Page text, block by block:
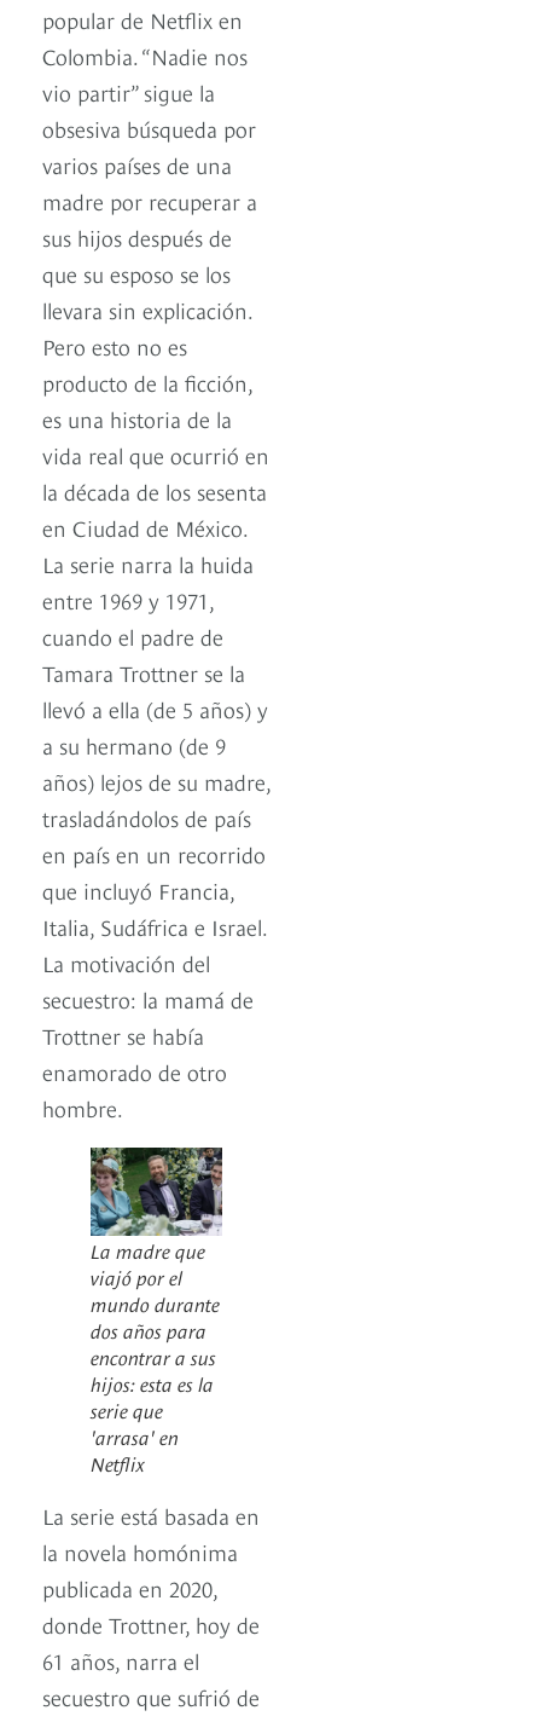
popular de Netflix en
Colombia. “Nadie nos
vio partir” sigue la
obsesiva búsqueda por
varios países de una
madre por recuperar a
sus hijos después de
que su esposo se los
llevara sin explicación.
Pero esto no es
producto de la ficción,
es una historia de la
vida real que ocurrió en
la década de los sesenta
en Ciudad de México.
La serie narra la huida
entre 1969 y 1971,
cuando el padre de
Tamara Trottner se la
llevó a ella (de 5 años) y
a su hermano (de 9
años) lejos de su madre,
trasladándolos de país
en país en un recorrido
que incluyó Francia,
Italia, Sudáfrica e Israel.
La motivación del
secuestro: la mamá de
Trottner se había
enamorado de otro
hombre.
La madre que
viajó por el
mundo durante
dos años para
encontrar a sus
hijos: esta es la
serie que
'arrasa' en
Netflix
La serie está basada en
la novela homónima
publicada en 2020,
donde Trottner, hoy de
61 años, narra el
secuestro que sufrió de